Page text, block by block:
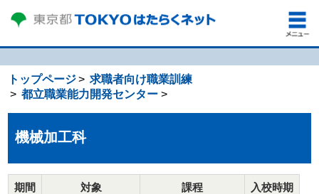
トップページ
求職者向け職業訓練
都立職業能力開発センター
機械加工科
期間 対象 課程 入校時期